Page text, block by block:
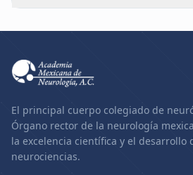
El principal cuerpo colegiado de
Órgano rector de la neurología
la excelencia científica y el desarrollo
neurociencias.